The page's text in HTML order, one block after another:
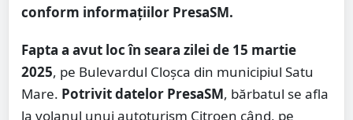
conform informațiilor PresaSM.
Fapta a avut loc în seara zilei de 15 martie
2025, pe Bulevardul Cloșca din municipiul Satu
Mare. Potrivit datelor PresaSM, bărbatul se afla
la volanul unui autoturism Citroen când, pe